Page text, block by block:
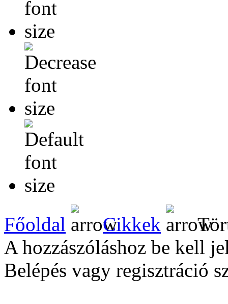
Főoldal Cikkek
A hozzászóláshoz be kell
Belépés vagy regisztráció